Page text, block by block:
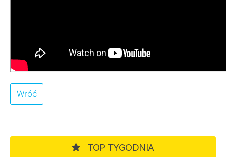
Wróć
TOP TYGODNIA